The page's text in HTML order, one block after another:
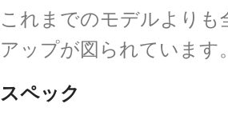
これまでのモデルよりも
アップが図られています。
スペック